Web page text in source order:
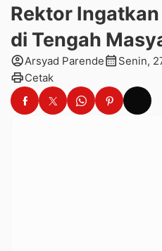
Rektor
di Tengah
account_circleArsyad Parendecalendar_month Senin,
printCetak